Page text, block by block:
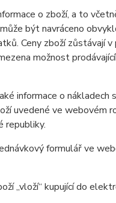
o zboží, a to
být navráceno
Ceny zboží zůstávají
možnost
o nákladech
uvedené ve webovém
republiky.
formulář ve
„vloží“ kupující do